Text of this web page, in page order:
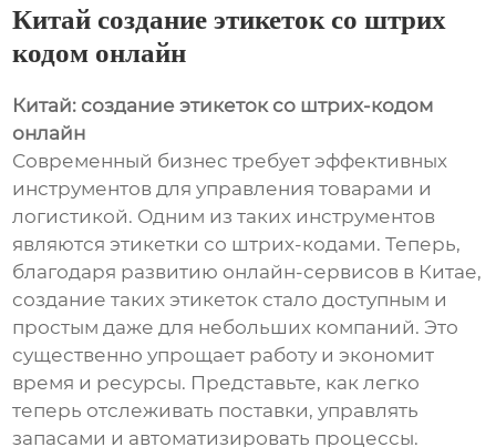
Китай создание этикеток со штрих
кодом онлайн
Китай: создание этикеток со штрих-кодом
онлайн
Современный бизнес требует эффективных
инструментов для управления товарами и
логистикой. Одним из таких инструментов
являются этикетки со штрих-кодами. Теперь,
благодаря развитию онлайн-сервисов в Китае,
создание таких этикеток стало доступным и
простым даже для небольших компаний. Это
существенно упрощает работу и экономит
время и ресурсы. Представьте, как легко
теперь отслеживать поставки, управлять
запасами и автоматизировать процессы.